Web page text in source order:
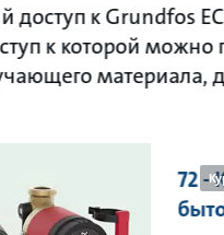
доступ к Grundfos
к которой можно
материала,
72 -